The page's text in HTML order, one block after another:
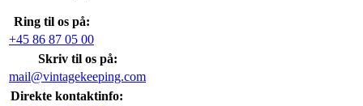
Ring til os på:
+45 86 87 05 00
Skriv til os på:
mail@vintagekeeping.com
Direkte kontaktinfo: